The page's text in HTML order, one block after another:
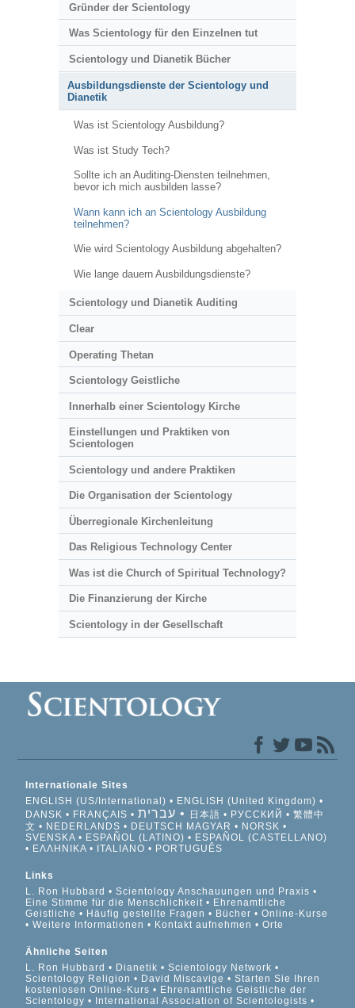
Gründer der Scientology
Was Scientology für den Einzelnen tut
Scientology und Dianetik Bücher
Ausbildungsdienste der Scientology und
Dianetik
Was ist Scientology Ausbildung?
Was ist Study Tech?
Sollte ich an Auditing-Diensten teilnehmen,
bevor ich mich ausbilden lasse?
Wann kann ich an Scientology Ausbildung
teilnehmen?
Wie wird Scientology Ausbildung abgehalten?
Wie lange dauern Ausbildungsdienste?
Scientology und Dianetik Auditing
Clear
Operating Thetan
Scientology Geistliche
Innerhalb einer Scientology Kirche
Einstellungen und Praktiken von
Scientologen
Scientology und andere Praktiken
Die Organisation der Scientology
Überregionale Kirchenleitung
Das Religious Technology Center
Was ist die Church of Spiritual Technology?
Die Finanzierung der Kirche
Scientology in der Gesellschaft
Internationale Sites
ENGLISH (US/International)
ENGLISH (United Kingdom)
DANSK
FRANÇAIS עברית 日本語 РУССКИЙ
繁體中
文
NEDERLANDS DEUTSCH MAGYAR
NORSK
SVENSKA
ESPAÑOL (LATINO)
ESPAÑOL (CASTELLANO)
ΕΛΛΗΝΙΚA
ITALIANO PORTUGUÊS
Links
L. Ron Hubbard
Scientology Anschauungen und Praxis
Eine Stimme für die Menschlichkeit
Ehrenamtliche
Geistliche
Häufig gestellte Fragen Bücher
Online-Kurse
Weitere Informationen
Kontakt aufnehmen Orte
Ähnliche Seiten
L. Ron Hubbard
Dianetik
Scientology Network
Scientology Religion
David Miscavige
Starten Sie Ihren
kostenlosen Online-Kurs
Ehrenamtliche Geistliche der
Scientology
International Association of Scientologists